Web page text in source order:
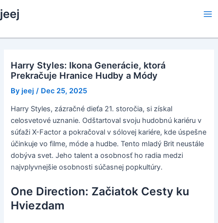
to
jeej
Harry Styles: Ikona Generácie, ktorá
Prekračuje Hranice Hudby a Módy
By jeej / Dec 25, 2025
Harry Styles, zázračné dieťa 21. storočia, si získal
celosvetové uznanie. Odštartoval svoju hudobnú kariéru v
súťaži X-Factor a pokračoval v sólovej kariére, kde úspešne
účinkuje vo filme, móde a hudbe. Tento mladý Brit neustále
dobýva svet. Jeho talent a osobnosť ho radia medzi
najvplyvnejšie osobnosti súčasnej popkultúry.
One Direction: Začiatok Cesty ku
Hviezdam